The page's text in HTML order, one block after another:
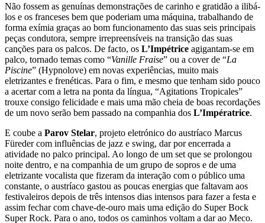
Não fossem as genuínas demonstrações de carinho e gratidão a ilibá-
los e os franceses bem que poderiam uma máquina, trabalhando de
forma exímia graças ao bom funcionamento das suas seis principais
peças condutora, sempre irrepreensíveis na transição das suas
canções para os palcos. De facto, os L’Impétrice agigantam-se em
palco, tornado temas como “Vanille Fraise” ou a cover de “La
Piscine” (Hypnolove) em novas experiências, muito mais
eletrizantes e frenéticas. Para o fim, e mesmo que tenham sido pouco
a acertar com a letra na ponta da língua, “Agitations Tropicales”
trouxe consigo felicidade e mais uma mão cheia de boas recordações
de um novo serão bem passado na companhia dos L’Impératrice.
E coube a Parov Stelar, projeto eletrónico do austríaco Marcus
Füreder com influências de jazz e swing, dar por encerrada a
atividade no palco principal. Ao longo de um set que se prolongou
noite dentro, e na companhia de um grupo de sopros e de uma
eletrizante vocalista que fizeram da interação com o público uma
constante, o austríaco gastou as poucas energias que faltavam aos
festivaleiros depois de três intensos dias intensos para fazer a festa e
assim fechar com chave-de-ouro mais uma edição do Super Bock
Super Rock. Para o ano, todos os caminhos voltam a dar ao Meco.